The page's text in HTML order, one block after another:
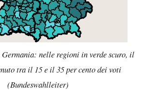
nelle regioni in verde scuro, il
tra il 15 e il 35 per cento dei voti
(Bundeswahlleiter)